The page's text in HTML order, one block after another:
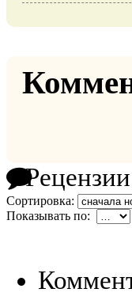
Сортировка:
Показывать по: